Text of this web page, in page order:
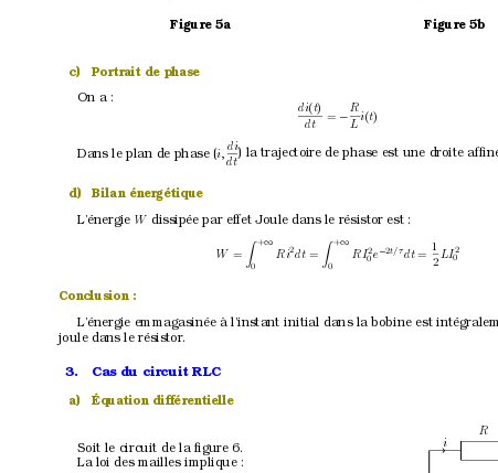
Figure 5a Figure 5b
c) Portrait de phase
On a :
di(t)
dt
= −
R
L
i(t)
Dans le plan de phase (i,
di
dt
) la trajectoire de phase est une droite af
d) Bilan énergétique
L’énergie W dissipée par effet Joule dans le résistor est :
W = Z +∞
0
Ri2dt = Z +∞
0
RI2
0 e −2t/τ dt =
1
2
LI2
0
Conclusion :
L’énergie emmagasinée à l’instant initial dans la bobine est
joule dans le résistor.
3. Cas du circuit RLC
a) Équation différentielle
Soit le circuit de la ﬁgure 6.
La loi des mailles implique :
i
R